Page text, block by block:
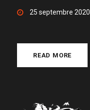
25 septembre 2020
READ MORE